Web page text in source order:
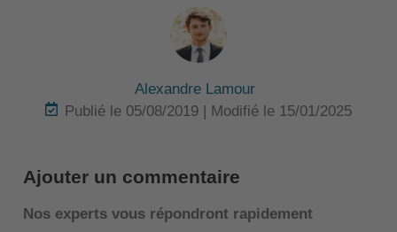
Alexandre Lamour
Publié le 05/08/2019 | Modifié le 15/01/2025
Ajouter un commentaire
Nos experts vous répondront rapidement